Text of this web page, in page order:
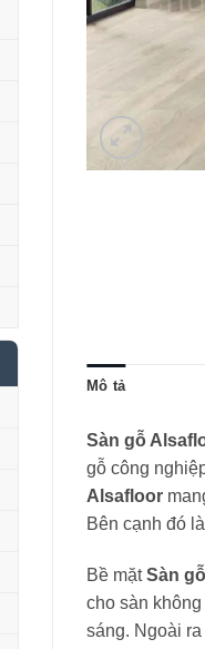
Mô tả
Sàn gỗ
gỗ công
Alsafloor
Bên cạnh đó
Bề mặtSàn
cho sàn
sáng. Ngoài